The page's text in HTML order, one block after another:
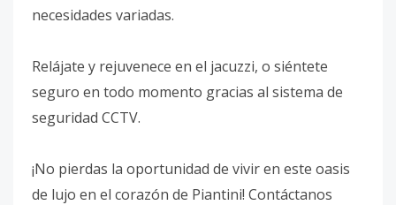
necesidades variadas.
Relájate y rejuvenece en el jacuzzi, o siéntete
seguro en todo momento gracias al sistema de
seguridad CCTV.
¡No pierdas la oportunidad de vivir en este oasis
de lujo en el corazón de Piantini! Contáctanos